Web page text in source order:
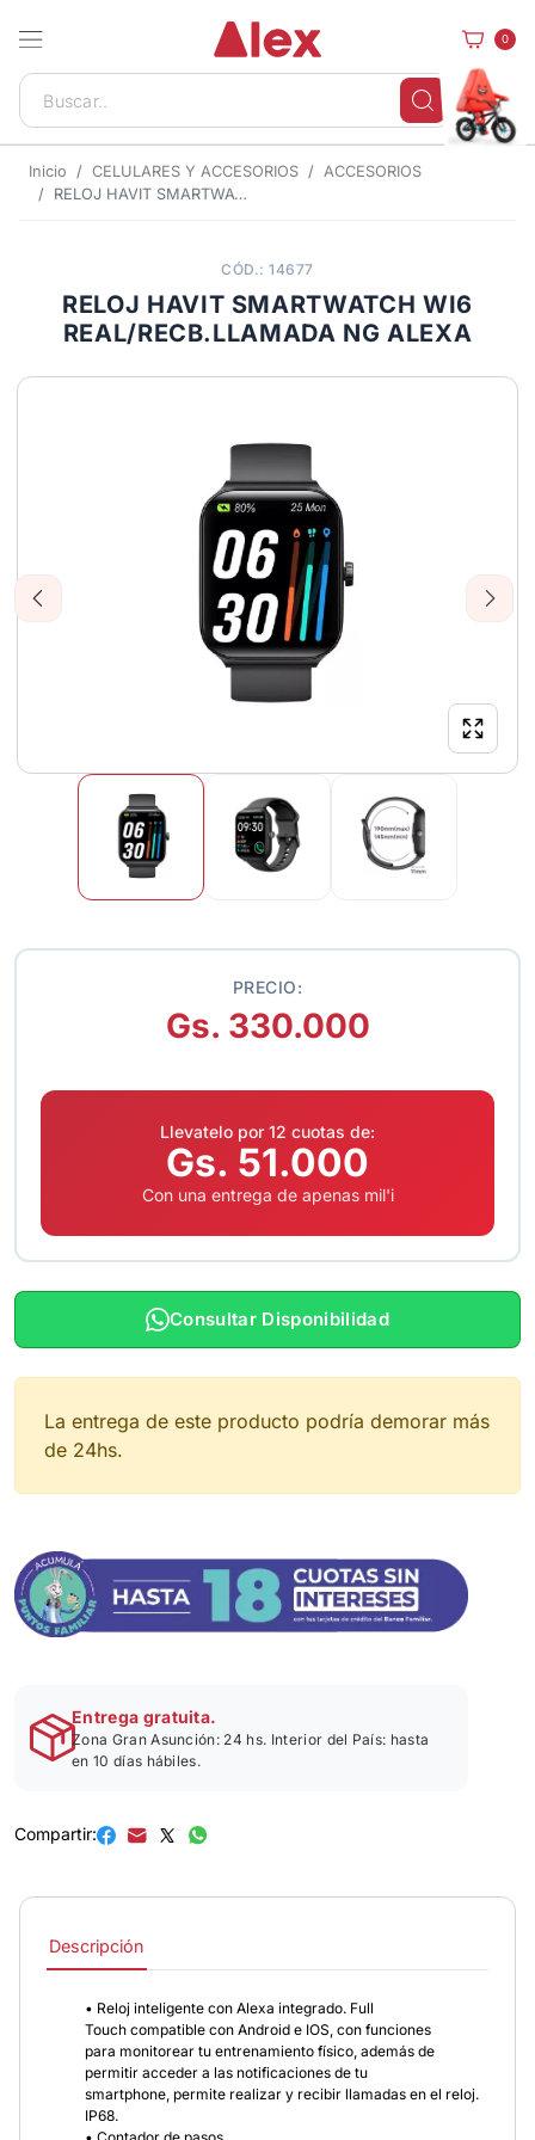
0
Inicio CELULARES Y ACCESORIOS
ACCESORIOS
RELOJ HAVIT SMARTWATCH WI6 REAL/RECB.LLAMADA NG ALEXA
CÓD.: 14677
RELOJ HAVIT SMARTWATCH WI6
REAL/RECB.LLAMADA NG ALEXA
Previous Next
PRECIO:
Gs. 330.000
Llevatelo por 12 cuotas de:
Gs. 51.000
Con una entrega de apenas mil'i
Consultar Disponibilidad
La entrega de este producto podría demorar más
de 24hs.
Entrega gratuita.
Zona Gran Asunción: 24 hs. Interior del País: hasta
en 10 días hábiles.
Compartir:
Descripción
• Reloj inteligente con Alexa integrado. Full
Touch compatible con Android e IOS, con funciones
para monitorear tu entrenamiento físico, además de
permitir acceder a las notificaciones de tu
smartphone, permite realizar y recibir llamadas en el reloj.
IP68.